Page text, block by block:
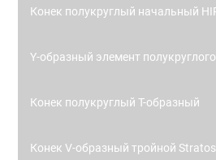
Конек полукруглый начальный
Y-образный элемент
Конек полукруглый Т-образный
Конек V-образный тройной Stratos